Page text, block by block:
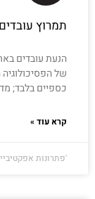
תמרוץ
הנעת עובדים
של
כספיים בלבד;
קרא עוד »
'פתרונות